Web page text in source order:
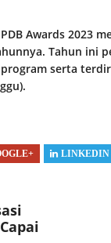
Awards 2023
Tahun ini
serta
LINKEDIN